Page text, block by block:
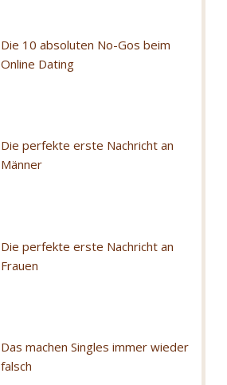
Die 10 absoluten No-Gos beim
Online Dating
Die perfekte erste Nachricht an
Männer
Die perfekte erste Nachricht an
Frauen
Das machen Singles immer wieder
falsch